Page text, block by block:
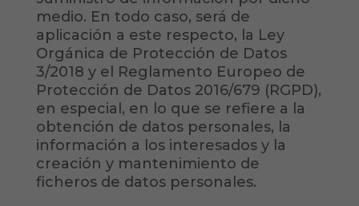
medio. En todo caso, será de
aplicación a este respecto, la Ley
Orgánica de Protección de Datos
3/2018 y el Reglamento Europeo de
Protección de Datos 2016/679 (RGPD),
en especial, en lo que se refiere a la
obtención de datos personales, la
información a los interesados y la
creación y mantenimiento de
ficheros de datos personales.